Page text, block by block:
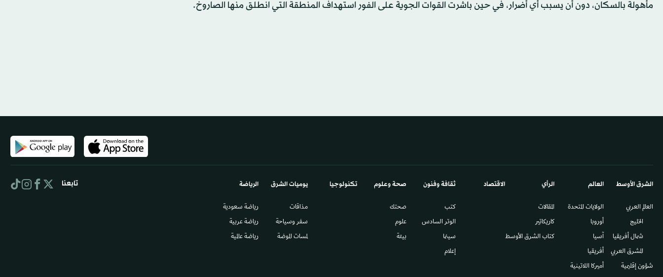
مأهولة بالسكان، دون أن يسبب أي أضرار، في حين باشرت القوات الجوية على الفور استهداف المنطقة التي انطلق منها الصاروخ.
الشرق الأوسط​
العالم العربي
الخليج
شمال أفريقيا
المشرق العربي
شؤون إقليمية
العالم
الولايات المتحدة
أوروبا
آسيا
أفريقيا
أميركا اللاتينية
الرأي
المقالات
كاريكاتير
كتاب الشرق الأوسط
الاقتصاد ثقافة وفنون
كتب
الوتر السادس​
سينما
إعلام
صحة وعلوم
صحتك
علوم
بيئة
تكنولوجيا يوميات الشرق​
مذاقات
سفر وسياحة
لمسات الموضة
الرياضة
رياضة سعودية
رياضة عربية
رياضة عالمية
تابعنا